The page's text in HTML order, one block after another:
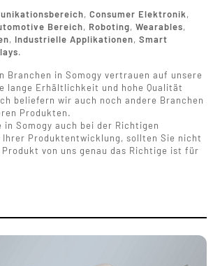
, Consumer Elektronik,
Bereich, Roboting, Wearables,
, Industrielle Applikationen, Smart
.
Branchen in Somogy vertrauen auf unsere
lange Erhältlichkeit und hohe Qualität
beliefern wir auch noch andere Branchen
Produkten.
Somogy auch bei der Richtigen
Ihrer Produktentwicklung, sollten Sie nicht
von uns genau das Richtige ist für